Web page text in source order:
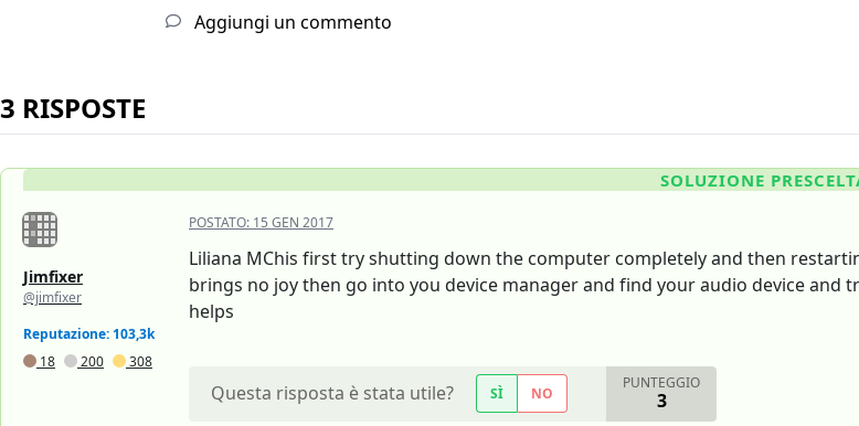
Aggiungi un commento
3 RISPOSTE
SOLUZIONE
Jimfixer
@jimfixer
Reputazione: 103,3k
18
200 308
POSTATO: 15 GEN 2017
Liliana MChis first try shutting down the computer completely and then
brings no joy then go into you device manager and find your audio device
helps
Questa risposta è stata utile? SÌ NO
PUNTEGGIO
3